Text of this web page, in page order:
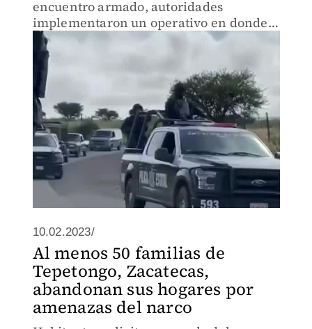
encuentro armado, autoridades
implementaron un operativo en donde
aseguraron un lote armas en Tepetongo,
Zacatecas.
10.02.2023/
Al menos 50 familias de
Tepetongo, Zacatecas,
abandonan sus hogares por
amenazas del narco